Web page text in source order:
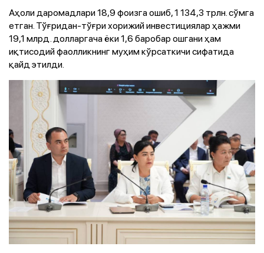
Аҳоли даромадлари 18,9 фоизга ошиб, 1 134,3 трлн. сўмга
етган. Тўғридан-тўғри хорижий инвестициялар ҳажми
19,1 млрд. долларгача ёки 1,6 баробар ошгани ҳам
иқтисодий фаолликнинг муҳим кўрсаткичи сифатида
қайд этилди.